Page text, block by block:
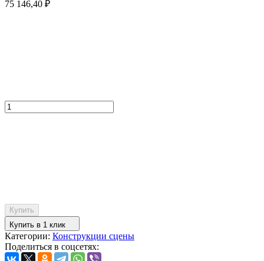
75 146,40 ₽
Купить
Купить в 1 клик
Категории: Конструкции сцены
Поделиться в соцсетях: